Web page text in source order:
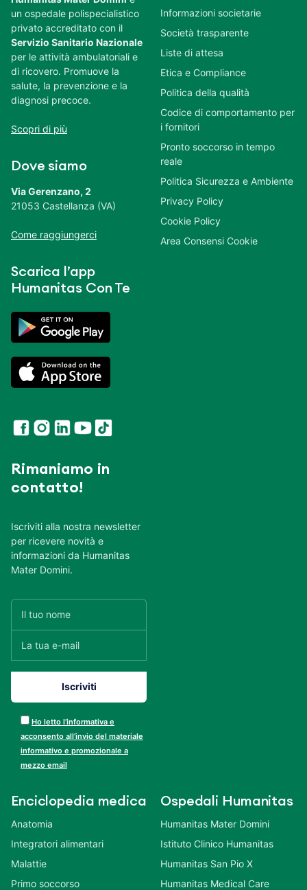
un ospedale polispecialistico
privato accreditato con il
Servizio Sanitario Nazionale
per le attività ambulatoriali e
di ricovero. Promuove la
salute, la prevenzione e la
diagnosi precoce.
Scopri di più
Dove siamo
Via Gerenzano, 2
21053 Castellanza (VA)
Come raggiungerci
Scarica l’app
Humanitas Con Te
Rimaniamo in
contatto!
Iscriviti alla nostra newsletter
per ricevere novità e
informazioni da Humanitas
Mater Domini.
Ho letto l’informativa e
acconsento all’invio del materiale
informativo e promozionale a
mezzo email
Informazioni societarie
Società trasparente
Liste di attesa
Etica e Compliance
Politica della qualità
Codice di comportamento per
i fornitori
Pronto soccorso in tempo
reale
Politica Sicurezza e Ambiente
Privacy Policy
Cookie Policy
Area Consensi Cookie
Enciclopedia medica
Anatomia
Integratori alimentari
Malattie
Primo soccorso
Ospedali Humanitas
Humanitas Mater Domini
Istituto Clinico Humanitas
Humanitas San Pio X
Humanitas Medical Care